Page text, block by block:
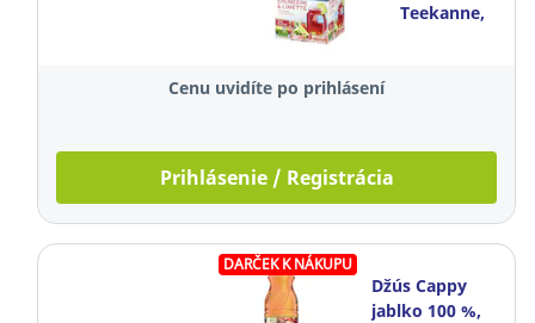
Teekanne,
Cenu uvidíte po prihlásení
Prihlásenie / Registrácia
DARČEK K NÁKUPU
Džús Cappy
jablko 100 %,